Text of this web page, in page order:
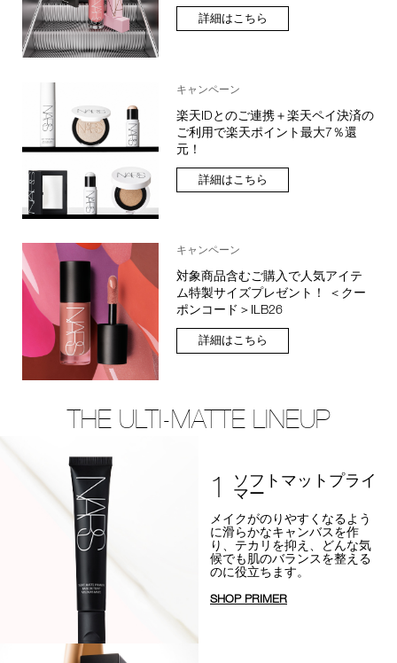
詳細はこちら
キャンペーン
楽天IDとのご連携＋楽天ペイ決済の
ご利用で楽天ポイント最大7％還
元！
詳細はこちら
キャンペーン
対象商品含むご購入で人気アイテ
ム特製サイズプレゼント！ ＜クー
ポンコード＞ILB26
詳細はこちら
THE ULTI-MATTE LINEUP
1 ソフトマットプライ
マー
メイクがのりやすくなるよう
に滑らかなキャンバスを作
り、テカリを抑え、
どんな気
候でも肌のバランスを整える
のに役立ちます。
SHOP PRIMER